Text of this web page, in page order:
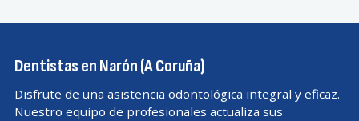
Dentistas en Narón (A Coruña)
Disfrute de una asistencia odontológica integral y eficaz.
Nuestro equipo de profesionales actualiza sus